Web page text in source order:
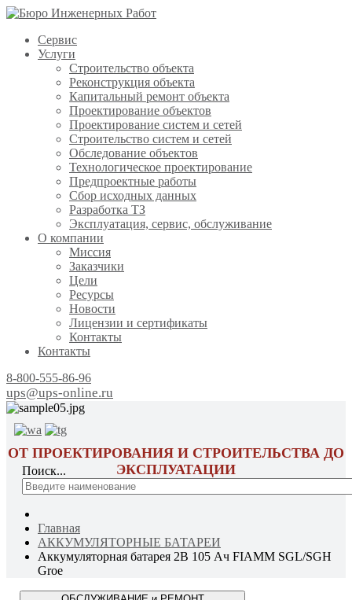
Сервис
Услуги
Строительство объекта
Реконструкция объекта
Капитальный ремонт объекта
Проектирование объектов
Проектирование систем и сетей
Строительство систем и сетей
Обследование объектов
Технологическое проектирование
Предпроектные работы
Сбор исходных данных
Разработка ТЗ
Эксплуатация, сервис, обслуживание
О компании
Миссия
Заказчики
Цели
Ресурсы
Новости
Лицензии и сертификаты
Контакты
Контакты
8-800-555-86-96
ups@ups-online.ru
ОТ ПРОЕКТИРОВАНИЯ И СТРОИТЕЛЬСТВА ДО
ЭКСПЛУАТАЦИИ
Поиск...
Главная
АККУМУЛЯТОРНЫЕ БАТАРЕИ
Аккумуляторная батарея 2В 105 Ач FIAMM SGL/SGH
Groe